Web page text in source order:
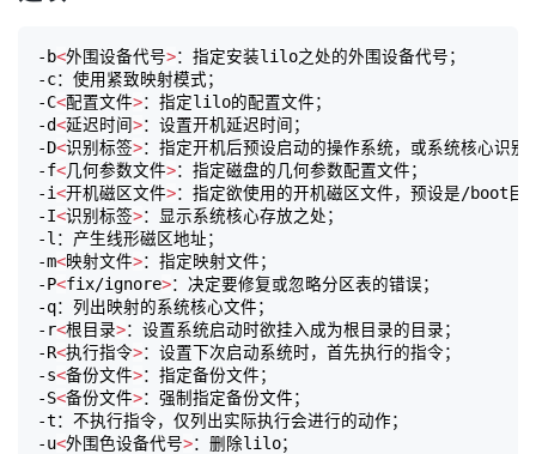
-b<外围设备代号>：指定安装lilo之处的外围设备代号；
-c：使用紧致映射模式；
-C<配置文件>：指定lilo的配置文件；
-d<延迟时间>：设置开机延迟时间；
-D<识别标签>：指定开机后预设启动的操作系统，或系统核心识别
-f<几何参数文件>：指定磁盘的几何参数配置文件；
-i<开机磁区文件>：指定欲使用的开机磁区文件，预设是/boot
-I<识别标签>：显示系统核心存放之处；
-l：产生线形磁区地址；
-m<映射文件>：指定映射文件；
-P<fix/ignore>：决定要修复或忽略分区表的错误；
-q：列出映射的系统核心文件；
-r<根目录>：设置系统启动时欲挂入成为根目录的目录；
-R<执行指令>：设置下次启动系统时，首先执行的指令；
-s<备份文件>：指定备份文件；
-S<备份文件>：强制指定备份文件；
-t：不执行指令，仅列出实际执行会进行的动作；
-u<外围色设备代号>：删除lilo；